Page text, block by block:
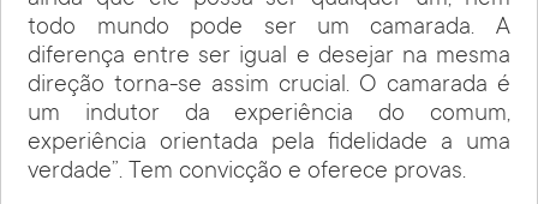
todo mundo pode ser um camarada. A
diferença entre ser igual e desejar na mesma
direção torna-se assim crucial. O camarada é
um indutor da experiência do comum,
experiência orientada pela fidelidade a uma
verdade”. Tem convicção e oferece provas.